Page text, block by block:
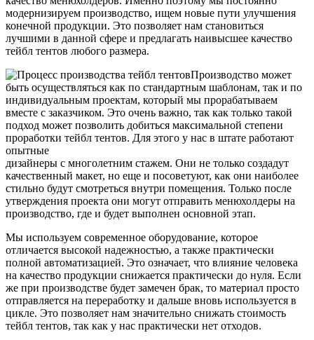
модернизируем производство, ищем новые пути улучшения
конечной продукции. Это позволяет нам становиться
лучшими в данной сфере и предлагать наивысшее качество
тейбл тентов любого размера.
Производство может
быть осуществляться как по стандартным шаблонам, так и по
индивидуальным проектам, который мы прорабатываем
вместе с заказчиком. Это очень важно, так как только такой
подход может позволить добиться максимальной степени
проработки тейбл тентов. Для этого у нас в штате работают
опытные
дизайнеры с многолетним стажем. Они не только создадут
качественный макет, но еще и посоветуют, как они наиболее
стильно будут смотреться внутри помещения. Только после
утверждения проекта они могут отправить менюхолдеры на
производство, где и будет выполнен основной этап.
Мы используем современное оборудование, которое
отличается высокой надежностью, а также практически
полной автоматизацией. Это означает, что влияние человека
на качество продукции снижается практически до нуля. Если
же при производстве будет замечен брак, то материал просто
отправляется на переработку и дальше вновь используется в
цикле. Это позволяет нам значительно снижать стоимость
тейбл тентов, так как у нас практически нет отходов.